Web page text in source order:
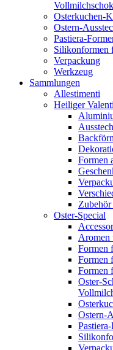
Osterkuchen-
Ostern-
Pastiera-
Silikonformen
Verpackung
Werkzeug
Sammlungen
Allestimenti
Heiliger
Formen
Oster-Special
Aromen
Formen
Formen
Formen
Oster-
Ostern-